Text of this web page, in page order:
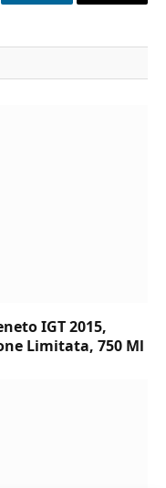
IGT 2015,
Limitata, 750 Ml